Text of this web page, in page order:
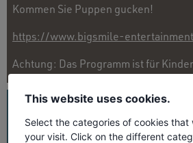
Kommen Sie Puppen gucken!
https://www.bigsmile-
Achtung: Das Programm ist für
UNSER PROGRAMM
Künstler suchen
This website uses cookies.
Select the categories of cookies that
your visit. Click on the different